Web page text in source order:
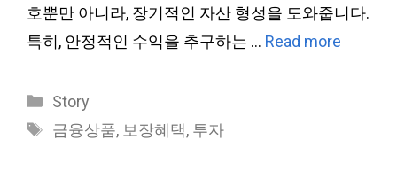
호뿐만 아니라, 장기적인 자산 형성을 도와줍니다.
특히, 안정적인 수익을 추구하는 … Read more
Categories
Story
Tags
금융상품, 보장혜택, 투자